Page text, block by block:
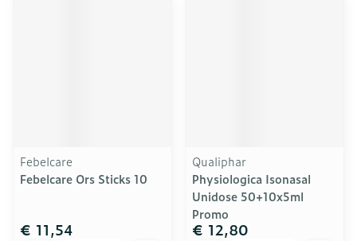
Febelcare
Febelcare Ors Sticks 10
€ 11,54
Qualiphar
Physiologica Isonasal
Unidose 50+10x5ml
Promo
€ 12,80